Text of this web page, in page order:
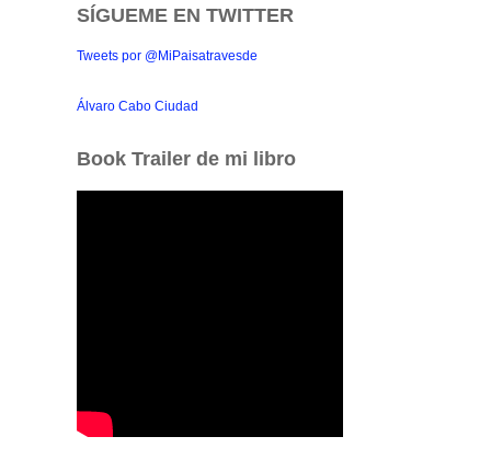
SÍGUEME EN TWITTER
Tweets por @MiPaisatravesde
Álvaro Cabo Ciudad
Book Trailer de mi libro